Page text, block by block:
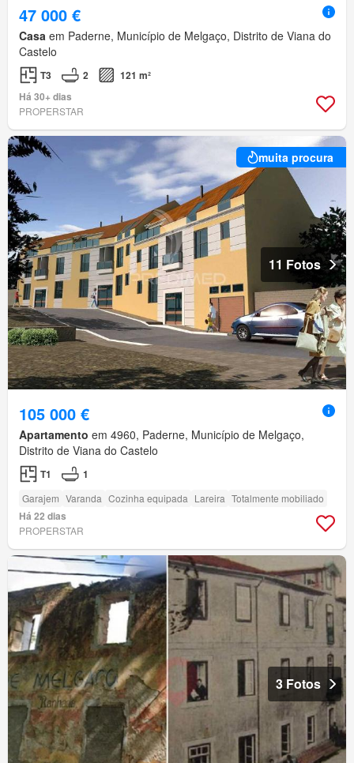
47 000 €
Casa em Paderne, Município de Melgaço, Distrito de Viana do
Castelo
T3 2
121 m²
Há 30+ dias
PROPERSTAR
muita procura
11 Fotos
105 000 €
Apartamento em 4960, Paderne, Município de Melgaço,
Distrito de Viana do Castelo
T1 1
Garajem Varanda Cozinha equipada Lareira Totalmente mobiliado
Há 22 dias
PROPERSTAR
3 Fotos